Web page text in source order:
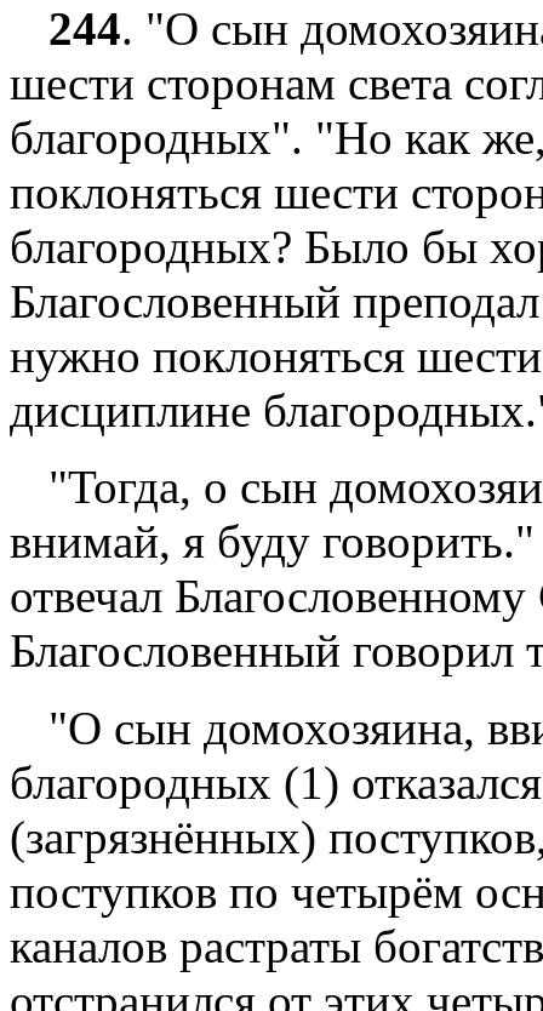
244. "О сын
шести сторонам света
благородных". "Но как
поклоняться шести
благородных? Было бы
Благословенный
нужно поклоняться
дисциплине
"Тогда, о сын
внимай, я буду
отвечал
Благословенный говорил
"О сын домохозяина,
благородных (1)
(загрязнённых)
поступков по четырём
каналов растраты